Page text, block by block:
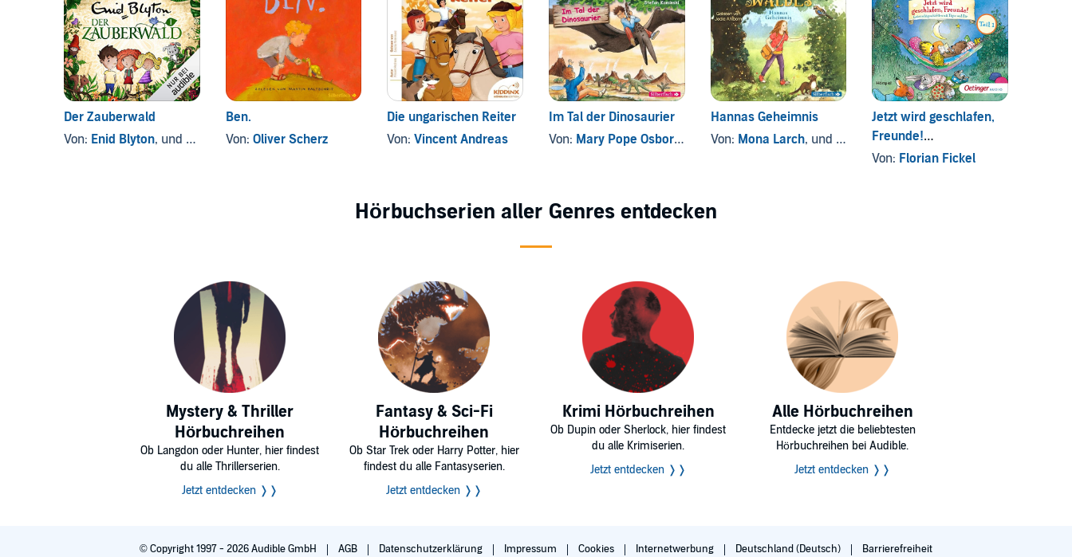
Der Zauberwald
Von: Enid Blyton, und andere
Ben.
Von: Oliver Scherz
Die ungarischen Reiter
Von:Vincent Andreas
Im Tal der Dinosaurier
Von: Mary Pope Osborne
Hannas Geheimnis
Von: Mona Larch, und andere
Jetzt wird geschlafen,
Freunde!
Gutenachtgeschichten
Von: Florian Fickel
Hörbuchserien aller Genres entdecken
Mystery & Thriller
Hörbuchreihen
Ob Langdon oder Hunter, hier findest
du alle Thrillerserien.
Jetzt entdecken ❭❭
Fantasy & Sci-Fi
Hörbuchreihen
Ob Star Trek oder Harry Potter, hier
findest du alle Fantasyserien.
Jetzt entdecken ❭❭
Krimi Hörbuchreihen
Ob Dupin oder Sherlock, hier findest
du alle Krimiserien.
Jetzt entdecken ❭❭
Alle Hörbuchreihen
Entdecke jetzt die beliebtesten
Hörbuchreihen bei Audible.
Jetzt entdecken ❭❭
© Copyright 1997 - 2026 Audible GmbH AGB Datenschutzerklärung Impressum Cookies Internetwerbung Deutschland (Deutsch) Barrierefreiheit